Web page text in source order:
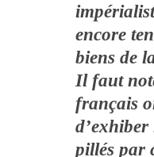
encore
biens de
Il faut
français
d’exhiber
pillés par